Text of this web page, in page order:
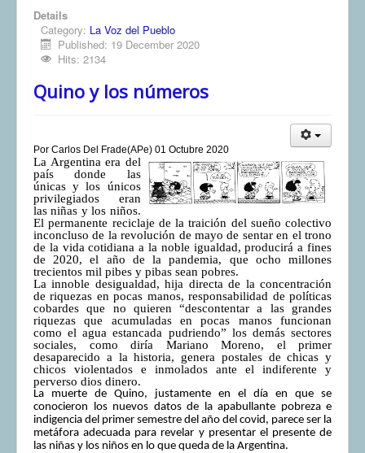
Details
Category: La Voz del Pueblo
Published: 19 December 2020
Hits: 2134
Quino y los números
Por Carlos Del Frade(APe) 01 Octubre 2020
La Argentina era del
país donde las
únicas y los únicos
privilegiados eran
las niñas y los niños.
El permanente reciclaje de la traición del sueño colectivo
inconcluso de la revolución de mayo de sentar en el trono
de la vida cotidiana a la noble igualdad, producirá a fines
de 2020, el año de la pandemia, que ocho millones
trecientos mil pibes y pibas sean pobres.
La innoble desigualdad, hija directa de la concentración
de riquezas en pocas manos, responsabilidad de políticas
cobardes que no quieren “descontentar a las grandes
riquezas que acumuladas en pocas manos funcionan
como el agua estancada pudriendo” los demás sectores
sociales, como diría Mariano Moreno, el primer
desaparecido a la historia, genera postales de chicas y
chicos violentados e inmolados ante el indiferente y
perverso dios dinero.
La muerte de Quino, justamente en el día en que se
conocieron los nuevos datos de la apabullante pobreza e
indigencia del primer semestre del año del covid, parece ser la
metáfora adecuada para revelar y presentar el presente de
las niñas y los niños en lo que queda de la Argentina.